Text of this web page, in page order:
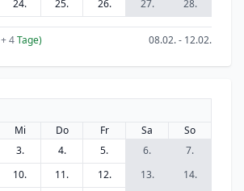
24. 25. 26. 27. 28.
+ 4Tage) 08.02. - 12.02.
Mi Do Fr Sa
So
3. 4. 5. 6.
7.
10. 11. 12. 13.
14.